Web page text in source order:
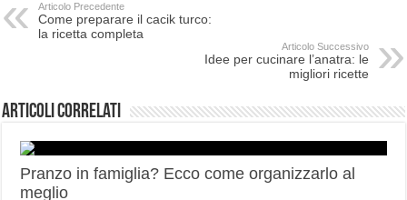
Articolo Precedente
Come preparare il cacik turco:
la ricetta completa
Articolo Successivo
Idee per cucinare l’anatra: le
migliori ricette
Articoli correlati
Pranzo in famiglia? Ecco come organizzarlo al
meglio